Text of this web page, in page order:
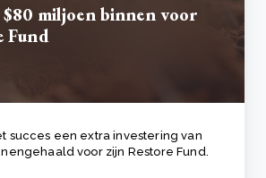
miljoen binnen voor
Fund
succes een extra investering van
voor zijn Restore Fund.